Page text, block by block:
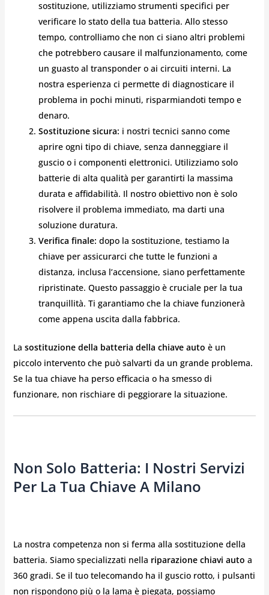
sostituzione, utilizziamo strumenti specifici per
verificare lo stato della tua batteria. Allo stesso
tempo, controlliamo che non ci siano altri problemi
che potrebbero causare il malfunzionamento, come
un guasto al transponder o ai circuiti interni. La
nostra esperienza ci permette di diagnosticare il
problema in pochi minuti, risparmiandoti tempo e
denaro.
Sostituzione sicura: i nostri tecnici sanno come
aprire ogni tipo di chiave, senza danneggiare il
guscio o i componenti elettronici. Utilizziamo solo
batterie di alta qualità per garantirti la massima
durata e affidabilità. Il nostro obiettivo non è solo
risolvere il problema immediato, ma darti una
soluzione duratura.
Verifica finale: dopo la sostituzione, testiamo la
chiave per assicurarci che tutte le funzioni a
distanza, inclusa l’accensione, siano perfettamente
ripristinate. Questo passaggio è cruciale per la tua
tranquillità. Ti garantiamo che la chiave funzionerà
come appena uscita dalla fabbrica.
La sostituzione della batteria della chiave auto è un
piccolo intervento che può salvarti da un grande problema.
Se la tua chiave ha perso efficacia o ha smesso di
funzionare, non rischiare di peggiorare la situazione.
Non Solo Batteria: I Nostri Servizi
Per La Tua Chiave A Milano
La nostra competenza non si ferma alla sostituzione della
batteria. Siamo specializzati nella riparazione chiavi auto a
360 gradi. Se il tuo telecomando ha il guscio rotto, i pulsanti
non rispondono più o la lama è piegata, possiamo